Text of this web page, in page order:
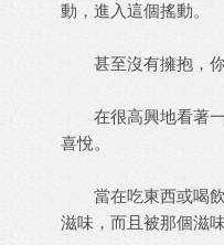
動，進入這個搖動。
甚至沒有擁抱，你
在很高興地看著一
喜悅。
當在吃東西或喝飲
滋味，而且被那個滋味